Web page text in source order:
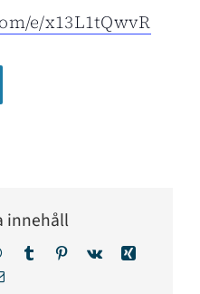
e/x13L1tQwvR
innehåll
WhatsApp
Tumblr Pinterest
Vk
Xing
E-